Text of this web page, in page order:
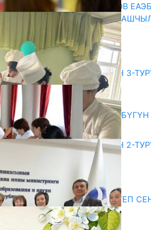
ПРЕЗИДЕНТ САДЫР ЖАПАРОВ
МАМЛЕКЕТТЕРДИН ӨКМӨТ
МЕНЕН ЖОЛУГУШТУ
07.08.2026
ЖОЖДОРГО КАБЫЛ АЛУУНУН 3-
БАШТАЛДЫ
27.07.2026
ӨЗҮҢДҮН КЕЛЕЧЕГИҢ ҮЧҮН
20.07.2026
ЖОЖДОРГО КАБЫЛ АЛУУНУН 2-
20.07.2026
СУЗАКТА 750 ОРУНДУУ МЕКТЕП
ПАЙДАЛАНУУГА БЕРИЛЕТ
07.08.2025